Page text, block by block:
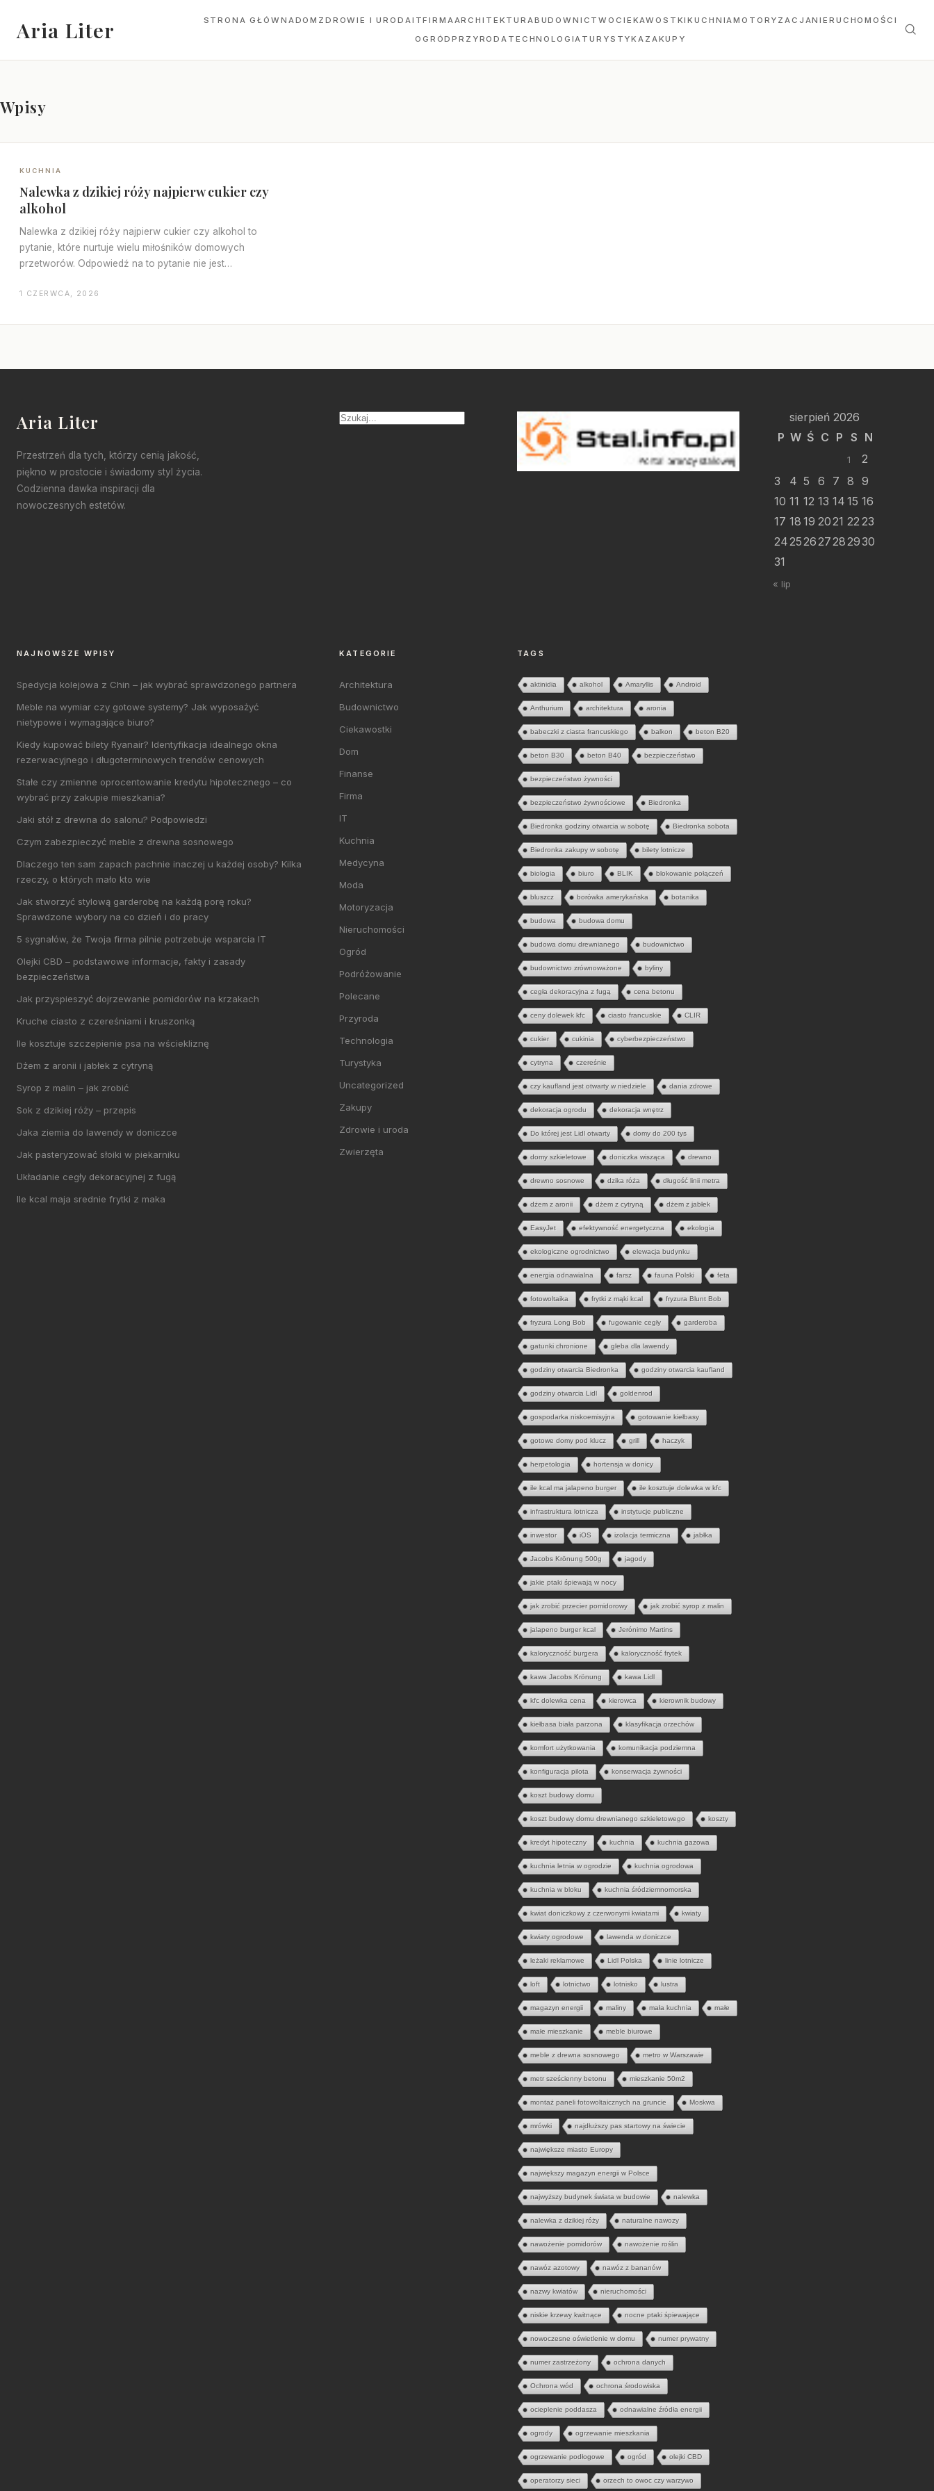
Aria Liter STRONA GŁÓWNADOM ZDROWIE I URODAITFIRMAARCHITEKTURABUDOWNICTWOCIEKAWOSTKIKUCHNIAMOTORYZACJANIERUCHOMOŚCI
OGRÓDPRZYRODA TECHNOLOGIA TURYSTYKA ZAKUPY
Wpisy
KUCHNIA
Nalewka z dzikiej róży najpierw cukier czy
alkohol
Nalewka z dzikiej róży najpierw cukier czy alkohol to
pytanie, które nurtuje wielu miłośników domowych
przetworów. Odpowiedź na to pytanie nie jest…
1 CZERWCA, 2026
Aria Liter
Przestrzeń dla tych, którzy cenią jakość,
piękno w prostocie i świadomy styl życia.
Codzienna dawka inspiracji dla
nowoczesnych estetów.
sierpień 2026
P W Ś C P S N
1
2
3
4 5 6 7 8 9
10 11 12 13 14 15 16
17 18 19 2021 22 23
24252627282930
31
« lip
NAJNOWSZE WPISY
Spedycja kolejowa z Chin – jak wybrać sprawdzonego partnera
Meble na wymiar czy gotowe systemy? Jak wyposażyć
nietypowe i wymagające biuro?
Kiedy kupować bilety Ryanair? Identyfikacja idealnego okna
rezerwacyjnego i długoterminowych trendów cenowych
Stałe czy zmienne oprocentowanie kredytu hipotecznego – co
wybrać przy zakupie mieszkania?
Jaki stół z drewna do salonu? Podpowiedzi
Czym zabezpieczyć meble z drewna sosnowego
Dlaczego ten sam zapach pachnie inaczej u każdej osoby? Kilka
rzeczy, o których mało kto wie
Jak stworzyć stylową garderobę na każdą porę roku?
Sprawdzone wybory na co dzień i do pracy
5 sygnałów, że Twoja firma pilnie potrzebuje wsparcia IT
Olejki CBD – podstawowe informacje, fakty i zasady
bezpieczeństwa
Jak przyspieszyć dojrzewanie pomidorów na krzakach
Kruche ciasto z czereśniami i kruszonką
Ile kosztuje szczepienie psa na wściekliznę
Dżem z aronii i jabłek z cytryną
Syrop z malin – jak zrobić
Sok z dzikiej róży – przepis
Jaka ziemia do lawendy w doniczce
Jak pasteryzować słoiki w piekarniku
Układanie cegły dekoracyjnej z fugą
Ile kcal maja srednie frytki z maka
KATEGORIE
Architektura
Budownictwo
Ciekawostki
Dom
Finanse
Firma
IT
Kuchnia
Medycyna
Moda
Motoryzacja
Nieruchomości
Ogród
Podróżowanie
Polecane
Przyroda
Technologia
Turystyka
Uncategorized
Zakupy
Zdrowie i uroda
Zwierzęta
TAGS
aktinidia alkohol Amaryllis Android
Anthurium architektura aronia
babeczki z ciasta francuskiego balkon beton B20
beton B30 beton B40 bezpieczeństwo
bezpieczeństwo żywności
bezpieczeństwo żywnościowe Biedronka
Biedronka godziny otwarcia w sobotę Biedronka sobota
Biedronka zakupy w sobotę bilety lotnicze
biologia biuro BLIK blokowanie połączeń
bluszcz borówka amerykańska botanika
budowa budowa domu
budowa domu drewnianego budownictwo
budownictwo zrównoważone byliny
cegła dekoracyjna z fugą cena betonu
ceny dolewek kfc ciasto francuskie CLIR
cukier cukinia cyberbezpieczeństwo
cytryna czereśnie
czy kaufland jest otwarty w niedziele dania zdrowe
dekoracja ogrodu dekoracja wnętrz
Do której jest Lidl otwarty domy do 200 tys
domy szkieletowe doniczka wisząca drewno
drewno sosnowe dzika róża długość linii metra
dżem z aronii dżem z cytryną dżem z jabłek
EasyJet efektywność energetyczna ekologia
ekologiczne ogrodnictwo elewacja budynku
energia odnawialna farsz fauna Polski feta
fotowoltaika frytki z mąki kcal fryzura Blunt Bob
fryzura Long Bob fugowanie cegły garderoba
gatunki chronione gleba dla lawendy
godziny otwarcia Biedronka godziny otwarcia kaufland
godziny otwarcia Lidl goldenrod
gospodarka niskoemisyjna gotowanie kiełbasy
gotowe domy pod klucz grill haczyk
herpetologia hortensja w donicy
ile kcal ma jalapeno burger ile kosztuje dolewka w kfc
infrastruktura lotnicza instytucje publiczne
inwestor iOS izolacja termiczna jabłka
Jacobs Krönung 500g jagody
jakie ptaki śpiewają w nocy
jak zrobić przecier pomidorowy jak zrobić syrop z malin
jalapeno burger kcal Jerónimo Martins
kaloryczność burgera kaloryczność frytek
kawa Jacobs Krönung kawa Lidl
kfc dolewka cena kierowca kierownik budowy
kiełbasa biała parzona klasyfikacja orzechów
komfort użytkowania komunikacja podziemna
konfiguracja pilota konserwacja żywności
koszt budowy domu
koszt budowy domu drewnianego szkieletowego koszty
kredyt hipoteczny kuchnia kuchnia gazowa
kuchnia letnia w ogrodzie kuchnia ogrodowa
kuchnia w bloku kuchnia śródziemnomorska
kwiat doniczkowy z czerwonymi kwiatami kwiaty
kwiaty ogrodowe lawenda w doniczce
leżaki reklamowe Lidl Polska linie lotnicze
loft lotnictwo lotnisko lustra
magazyn energii maliny mała kuchnia małe
małe mieszkanie meble biurowe
meble z drewna sosnowego metro w Warszawie
metr sześcienny betonu mieszkanie 50m2
montaż paneli fotowoltaicznych na gruncie Moskwa
mrówki najdłuższy pas startowy na świecie
największe miasto Europy
największy magazyn energii w Polsce
najwyższy budynek świata w budowie nalewka
nalewka z dzikiej róży naturalne nawozy
nawożenie pomidorów nawożenie roślin
nawóz azotowy nawóz z bananów
nazwy kwiatów nieruchomości
niskie krzewy kwitnące nocne ptaki śpiewające
nowoczesne oświetlenie w domu numer prywatny
numer zastrzeżony ochrona danych
Ochrona wód ochrona środowiska
ocieplenie poddasza odnawialne źródła energii
ogrody ogrzewanie mieszkania
ogrzewanie podłogowe ogród olejki CBD
operatorzy sieci orzech to owoc czy warzywo